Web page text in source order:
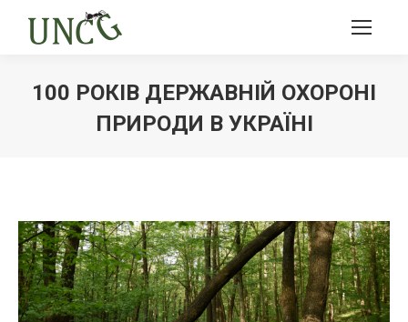
100 РОКІВ ДЕРЖАВНІЙ ОХОРОНІ
ПРИРОДИ В УКРАЇНІ